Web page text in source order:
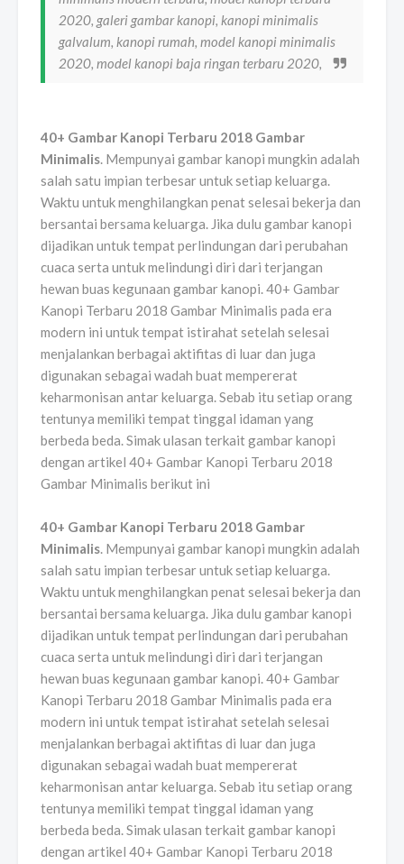
2020, galeri gambar kanopi, kanopi minimalis
galvalum, kanopi rumah, model kanopi minimalis
2020, model kanopi baja ringan terbaru 2020,
40+ Gambar Kanopi Terbaru 2018 Gambar
Minimalis. Mempunyai gambar kanopi mungkin adalah
salah satu impian terbesar untuk setiap keluarga.
Waktu untuk menghilangkan penat selesai bekerja dan
bersantai bersama keluarga. Jika dulu gambar kanopi
dijadikan untuk tempat perlindungan dari perubahan
cuaca serta untuk melindungi diri dari terjangan
hewan buas kegunaan gambar kanopi. 40+ Gambar
Kanopi Terbaru 2018 Gambar Minimalis pada era
modern ini untuk tempat istirahat setelah selesai
menjalankan berbagai aktifitas di luar dan juga
digunakan sebagai wadah buat mempererat
keharmonisan antar keluarga. Sebab itu setiap orang
tentunya memiliki tempat tinggal idaman yang
berbeda beda. Simak ulasan terkait gambar kanopi
dengan artikel 40+ Gambar Kanopi Terbaru 2018
Gambar Minimalis berikut ini
40+ Gambar Kanopi Terbaru 2018 Gambar
Minimalis. Mempunyai gambar kanopi mungkin adalah
salah satu impian terbesar untuk setiap keluarga.
Waktu untuk menghilangkan penat selesai bekerja dan
bersantai bersama keluarga. Jika dulu gambar kanopi
dijadikan untuk tempat perlindungan dari perubahan
cuaca serta untuk melindungi diri dari terjangan
hewan buas kegunaan gambar kanopi. 40+ Gambar
Kanopi Terbaru 2018 Gambar Minimalis pada era
modern ini untuk tempat istirahat setelah selesai
menjalankan berbagai aktifitas di luar dan juga
digunakan sebagai wadah buat mempererat
keharmonisan antar keluarga. Sebab itu setiap orang
tentunya memiliki tempat tinggal idaman yang
berbeda beda. Simak ulasan terkait gambar kanopi
dengan artikel 40+ Gambar Kanopi Terbaru 2018